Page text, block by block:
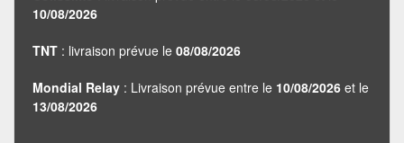
10/08/2026
TNT : livraison prévue le 08/08/2026
Mondial Relay : Livraison prévue entre le 10/08/2026 et le
13/08/2026